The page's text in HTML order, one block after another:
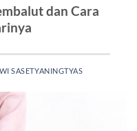
dan Cara
SASETYANINGTYAS